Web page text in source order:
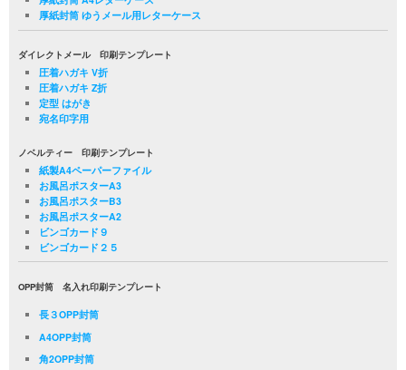
厚紙封筒 ゆうメール用レターケース
ダイレクトメール 印刷テンプレート
圧着ハガキ V折
圧着ハガキ Z折
定型 はがき
宛名印字用
ノベルティー 印刷テンプレート
紙製A4ペーパーファイル
お風呂ポスターA3
お風呂ポスターB3
お風呂ポスターA2
ビンゴカード９
ビンゴカード２５
OPP封筒 名入れ印刷テンプレート
長３OPP封筒
A4OPP封筒
角2OPP封筒